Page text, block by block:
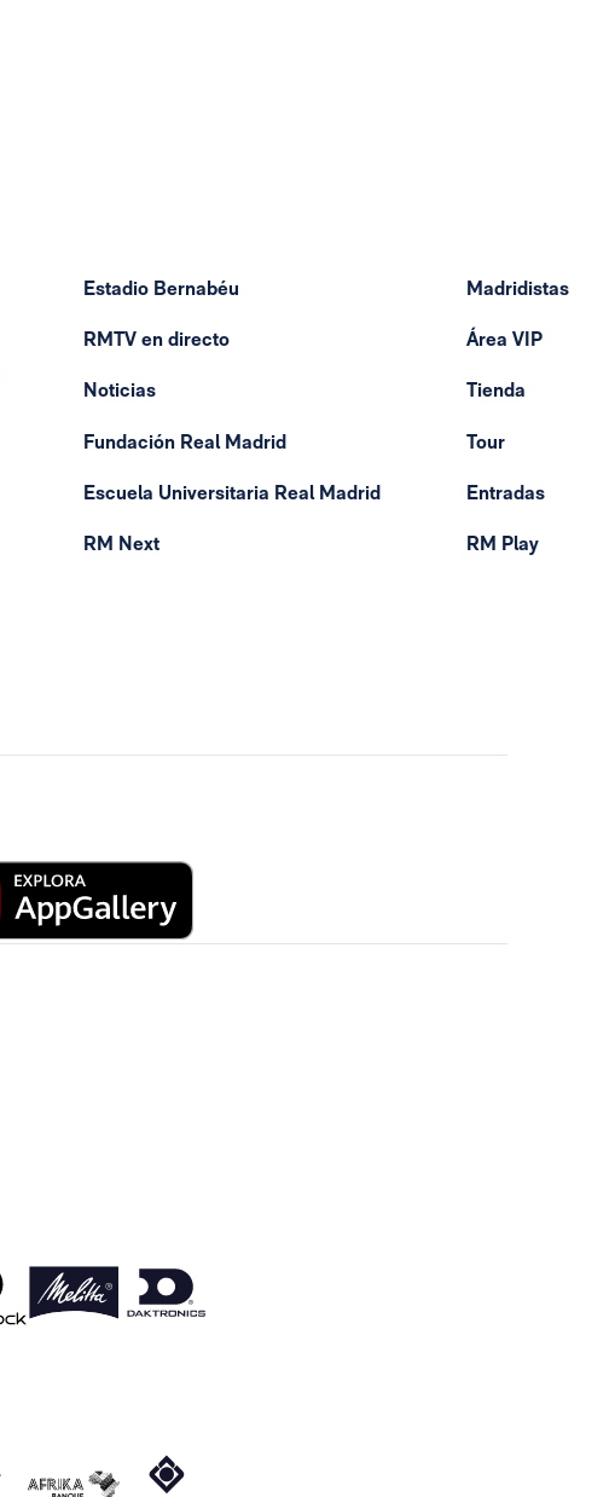
Estadio Bernabéu
RMTV en directo
Noticias
Fundación Real Madrid
Escuela Universitaria Real Madrid
RM Next
Madridistas
Área VIP
Tienda
Tour
Entradas
RM Play